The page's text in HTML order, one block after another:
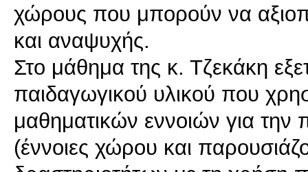
χώρους που μπορούν να
και αναψυχής.
Στο μάθημα της κ. Τζεκάκη
παιδαγωγικού υλικού που
μαθηματικών εννοιών για την
(έννοιες χώρου και